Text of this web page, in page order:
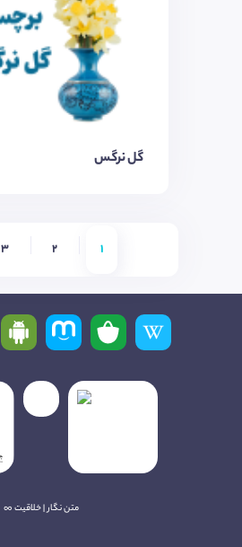
گل نرگس
1
2
3
متن نگار | خلاقیت ∞